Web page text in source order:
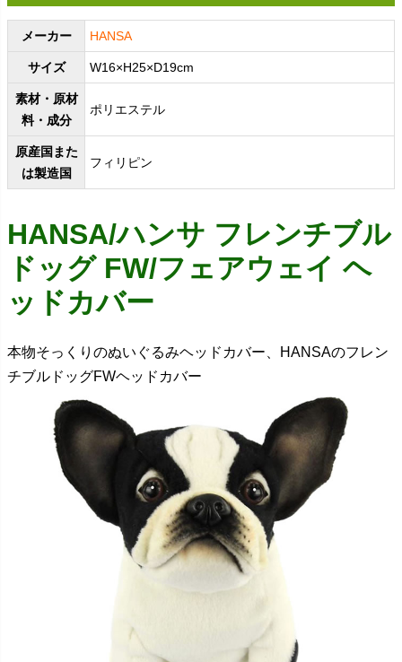
メーカー HANSA
サイズ W16×H25×D19cm
素材・原材
料・成分
ポリエステル
原産国また
は製造国
フィリピン
HANSA/ハンサ フレンチブル
ドッグ FW/フェアウェイ ヘ
ッドカバー
本物そっくりのぬいぐるみヘッドカバー、HANSAのフレン
チブルドッグFWヘッドカバー